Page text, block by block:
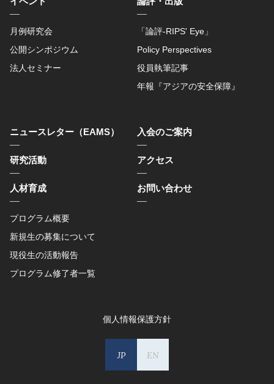
月例研究会
公開シンポジウム
法人セミナー
「論評-RIPS' Eye」
Policy Perspectives
役員執筆記事
年報『アジアの安全保障』
ニュースレター（EAMS）
研究活動
人材育成
プログラム概要
新規生の募集について
現役生の活動報告
プログラム修了者一覧
入会のご案内
アクセス
お問い合わせ
個人情報保護方針
JP EN